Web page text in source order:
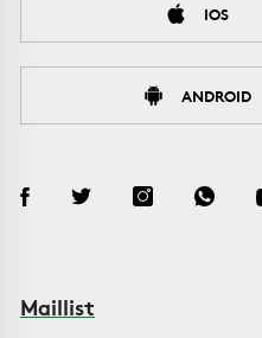
IOS
ANDROID
Maillist